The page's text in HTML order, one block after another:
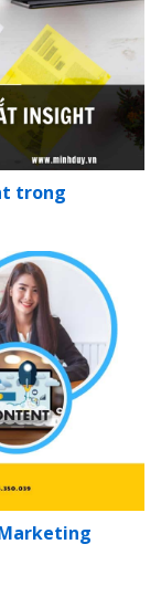
trong